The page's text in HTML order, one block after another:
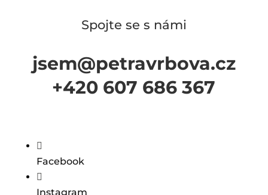
Spojte se s námi
jsem@petravrbova.cz
+420 607 686 367

Facebook

Instagram